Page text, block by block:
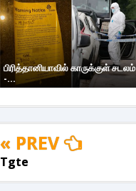
பிரித்தானியாவில் காருக்குள் சடலம்
-...
« PREV
Tgte